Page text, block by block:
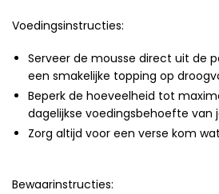
Voedingsinstructies:
Serveer de mousse direct uit de
een smakelijke topping op
Beperk de hoeveelheid tot
dagelijkse voedingsbehoefte van
Zorg altijd voor een verse kom
Bewaarinstructies: